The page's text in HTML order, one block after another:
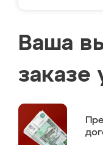
Ваша
заказе